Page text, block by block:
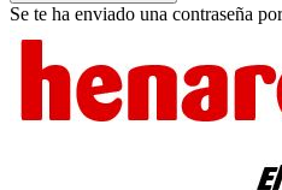
Se te ha enviado una contraseña